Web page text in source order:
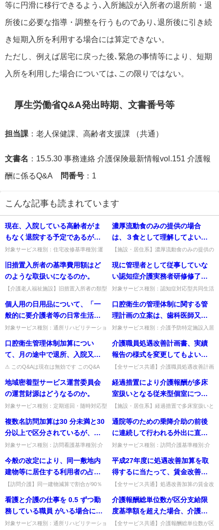
等に円滑に移行できるよう､入所施設が入所者の退所前・退
所後に必要な指導・調整を行うものであり､退所後に引き続
き短期入所を利用する場合には算定できない。
ただし、例えば居宅に戻った後､緊急の事情等により、短期
入所を利用した場合については､この限りではない。
厚生労働省Q&A発出時期、文書番号等
担当課 ：老人保健課、高齢者支援課 （共通）
文書名 ：15.5.30 事務連絡 介護保険最新情報vol.151 介護報
酬に係るQ&A 問番号 ：1
こんな記事も読まれています
現在、入院している高齢者がま
もなく退院する予定であるが、
住宅改修を行うことができる
退去する場合はどうか。
対象サービス種別：住宅改修基準種別:運
現在、入院している高齢者がまもなく退院
する予定であるが、住宅改修...
濃厚流動食のみの提供の場合
は、３食として理解してよい
か。
【施設・居住系】濃厚流動食のみの提供の
給与量の指示があれば、2回で提供しても
3回としてよい。出典：平成...
旧措置入所者の基準費用額はど
のような取扱いになるのか。
【介護老人福祉施設】旧措置入所者の類型
か。従前と変わらない。出典：平成30年
度介護報酬改定Q&A vol...
現に管理者として従事していな
い認知症介護実務者研修修了者
が、管理者として従事すること
型サービス事業管理者研修を受
講する必要があるのか。
対象サービス種別：認知症対応型共同生活
践者研修」質問現に管理者として従事して
いない認知症介護実務者研修...
個人用の日用品について、「一
般的に要介護者等の日常生活に
最低限必要と考えられるもの」
れるのか。
対象サービス種別：通所リハビリテーショ
応型通所介護,短期入所生活介護,短期入所
療養介護,福祉用具貸...
口腔衛生の管理体制に関する管
理計画の立案は、歯科医師又は
歯科医師の指示を受けた歯科衛
に基づき行われるが、技術的助
言及び指導を行う歯科医師は、
協力歯科医療機関の歯科医師で
なければならないのか。
対象サービス種別：介護予防特定施設入居
系サービス,介護予防認知症対応型共同生
活介護,認知症対応型共同...
口腔衛生管理体制加算につい
て、月の途中で退所、入院又は
外泊した場合や月の途中から入
扱えばよいのか。
⚠ このQ&Aは現在は無効です このQ&A
となっています（処遇改善加算など、要件
が変更さ...
介護職員処遇改善計画書、実績
報告の様式を変更してもよい
か。
【全サービス共通】介護職員処遇改善計画
務簡素化の観点から、特段の事情がない限
り通知の様式例の活用が求め...
地域密着型サービス運営委員会
の運営財源はどうなるのか。
対象サービス種別：定期巡回・随時対応型
対応型通所介護,小規模多機能型居宅介護,
認知症対応型共同生活介...
経過措置により介護報酬が多床
室扱いとなる従来型個室につい
ては、「基準費用額」及び「負
用されるということでよいか。
【施設・居住系】経過措置で多床室扱いと
はどうなるか。いずれも多床室の額が適用
される。出典：平成17年1...
複数名訪問加算は30 分未満と30
分以上で区分されているが、訪
問時間全体のうち、複数の看護
例えば、訪問看護（30分以上1
時間未満）のうち複数の看護師
が必要な時間が30 分未満だった
場合はどちらを加算するのか。
対象サービス種別：訪問看護基準種別:介
加算は30 分未満と30 分以上で区分されて
いるが、訪問時間全体...
通院等のための乗降介助の前後
に連続して行われる外出に直接
関連しない身体介護（入浴介
（調理・清掃等）は別に算定で
きるのか。
対象サービス種別：訪問介護基準種別:介
めの乗降介助の前後に連続して行われる外
出に直接関連しない身体介護...
今般の改定により、同一敷地内
建物等に居住する利用者の占め
る割合が90％以上である場合に
90％以上となった場合は全利用
者について半年間減算と考えて
よいか。
【訪問介護】同一建物減算で割合が90％
か。同一敷地内建物等に居住する利用者の
みが減算の対象となる。出典：...
平成27年度に処遇改善加算を取
得するに当たって、賃金改善に
係る比較時点として、平成26年
あって、平成26年度中に定期昇
給が行われた場合、前年度とな
る平成26年度の賃金水準につい
【全サービス共通】処遇改善加算の賃金改
前年度に支給した賃金総額や職員一人当た
りの賃金月額を指す。出典：...
看護と介護の仕事を 0.5 ずつ勤
務している職員 がいる場合に、
「経験・技能のある介護職員」
対象サービス種別：通所リハビリテーショ
介護報酬総単位数が区分支給限
度基準額を超えた場合、介護職
員処遇改善加算はどのように算
【全サービス共通】介護報酬総単位数が区